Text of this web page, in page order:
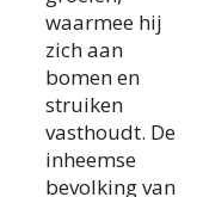
waarmee hij
zich aan
bomen en
struiken
vasthoudt. De
inheemse
bevolking van